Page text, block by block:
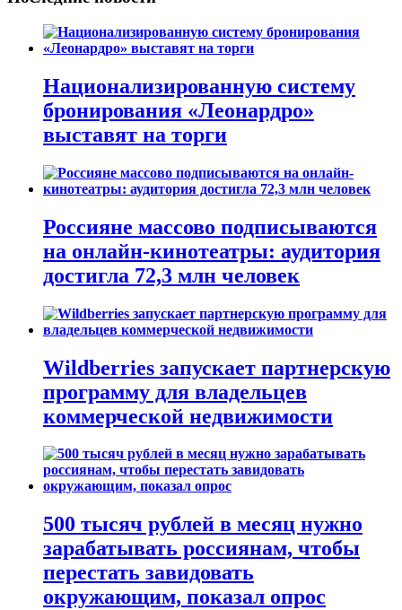
Национализированную систему
бронирования «Леонардро»
выставят на торги
Россияне массово подписываются
на онлайн-кинотеатры: аудитория
достигла 72,3 млн человек
Wildberries запускает партнерскую
программу для владельцев
коммерческой недвижимости
500 тысяч рублей в месяц нужно
зарабатывать россиянам, чтобы
перестать завидовать
окружающим, показал опрос